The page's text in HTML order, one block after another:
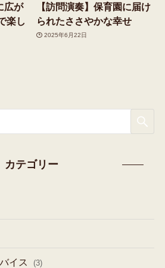
広が
楽し
【訪問演奏】保育園に届け
られたささやかな幸せ
2025年6月22日
カテゴリー
イス (3)